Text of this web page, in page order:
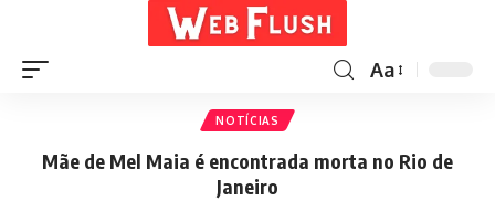
Aa
NOTÍCIAS
Mãe de Mel Maia é encontrada morta no Rio de
Janeiro